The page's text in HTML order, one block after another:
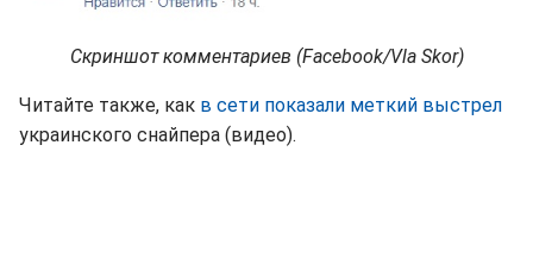
Скриншот комментариев (Facebook/Vla Skor)
Читайте также, как в сети показали меткий выстрел
украинского снайпера (видео).